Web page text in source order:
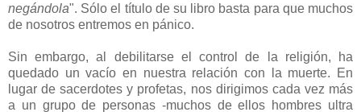
negándola". Sólo el título de su libro basta para que muchos
de nosotros entremos en pánico.
Sin embargo, al debilitarse el control de la religión, ha
quedado un vacío en nuestra relación con la muerte. En
lugar de sacerdotes y profetas, nos dirigimos cada vez más
a un grupo de personas -muchos de ellos hombres ultra